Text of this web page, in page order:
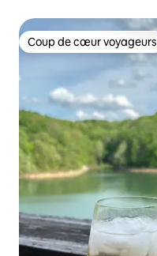
Coup de cœur voyageurs
Coup de cœur voyageurs